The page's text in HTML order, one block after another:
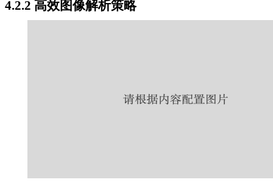
4.2.2 高效图像解析策略